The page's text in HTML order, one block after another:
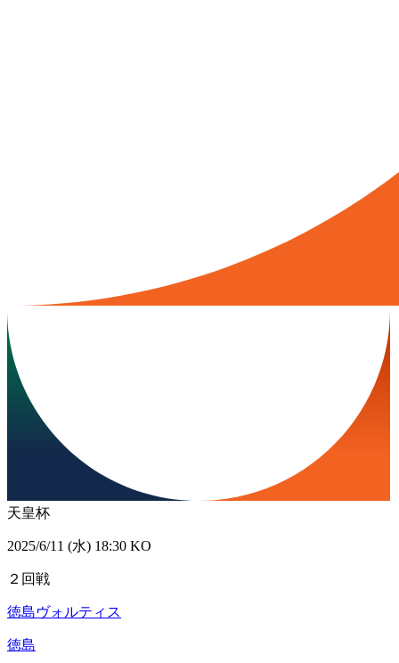
天皇杯
2025/6/11 (水) 18:30 KO
２回戦
徳島ヴォルティス
徳島